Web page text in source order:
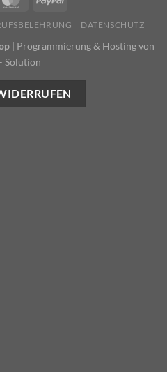
DATENSCHUTZ
| Programmierung & Hosting von
Solution